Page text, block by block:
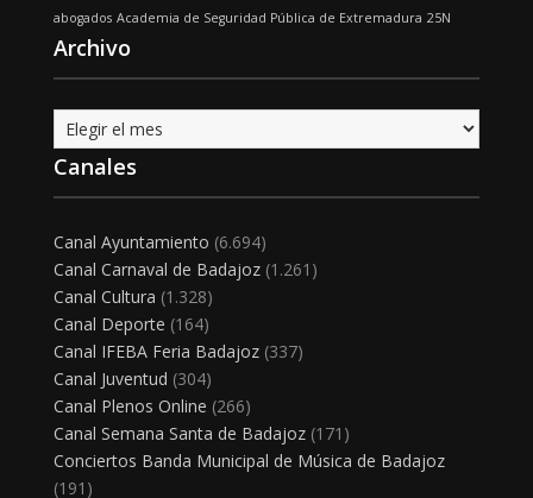
abogados Academia de Seguridad Pública de Extremadura 25N
Archivo
Archivo
Canales
Canal Ayuntamiento (6.694)
Canal Carnaval de Badajoz(1.261)
Canal Cultura (1.328)
Canal Deporte (164)
Canal IFEBA Feria Badajoz(337)
Canal Juventud (304)
Canal Plenos Online (266)
Canal Semana Santa de Badajoz(171)
Conciertos Banda Municipal de Música de Badajoz
(191)